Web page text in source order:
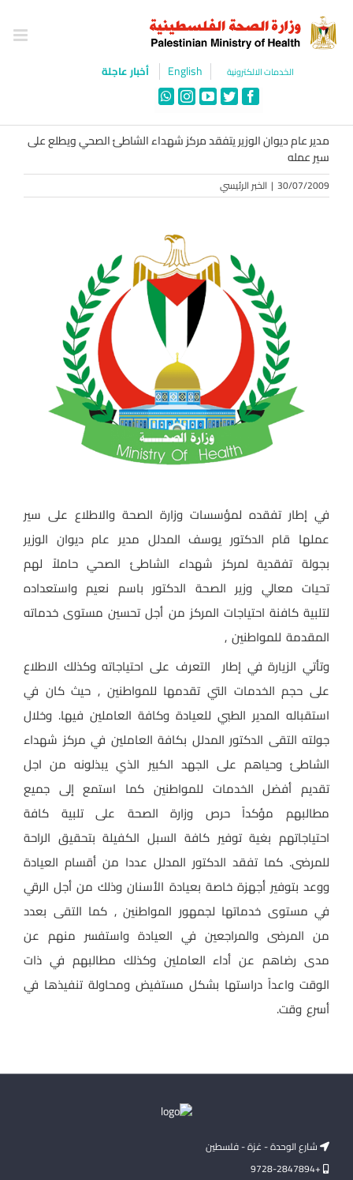
content
الخدمات الالكترونية English أخبار عاجلة
Facebook
Twitter
YouTube
Instagram
WhatsApp
مدير عام ديوان الوزير يتفقد مركز شهداء الشاطئ الصحي ويطلع على
سير عمله
30/07/2009
| الخبر الرئيسي
في إطار تفقده لمؤسسات وزارة الصحة والاطلاع على سير
عملها قام الدكتور يوسف المدلل مدير عام ديوان الوزير
بجولة تفقدية لمركز شهداء الشاطئ الصحي حاملاً لهم
تحيات معالي وزير الصحة الدكتور باسم نعيم واستعداده
لتلبية كافنة احتياجات المركز من أجل تحسين مستوى خدماته
المقدمة للمواطنين ,
وتأتي الزيارة في إطار التعرف على احتياجاته وكذلك الاطلاع
على حجم الخدمات التي تقدمها للمواطنين , حيث كان في
استقباله المدير الطبي للعيادة وكافة العاملين فيها. وخلال
جولته التقى الدكتور المدلل بكافة العاملين في مركز شهداء
الشاطئ وحياهم على الجهد الكبير الذي يبذلونه من اجل
تقديم أفضل الخدمات للمواطنين كما استمع إلى جميع
مطالبهم مؤكداً حرص وزارة الصحة على تلبية كافة
احتياجاتهم بغية توفير كافة السبل الكفيلة بتحقيق الراحة
للمرضى. كما تفقد الدكتور المدلل عددا من أقسام العيادة
ووعد بتوفير أجهزة خاصة بعيادة الأسنان وذلك من أجل الرقي
في مستوى خدماتها لجمهور المواطنين , كما التقى بعدد
من المرضى والمراجعين في العيادة واستفسر منهم عن
مدى رضاهم عن أداء العاملين وكذلك مطالبهم في ذات
الوقت واعداً دراستها بشكل مستفيض ومحاولة تنفيذها في
أسرع وقت.
شارع الوحدة - غزة - فلسطين
+9728-2847894